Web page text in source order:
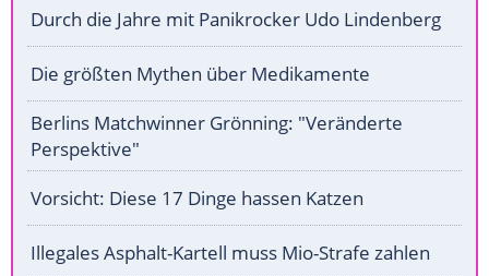
Durch die Jahre mit Panikrocker Udo Lindenberg
Die größten Mythen über Medikamente
Berlins Matchwinner Grönning: "Veränderte
Perspektive"
Vorsicht: Diese 17 Dinge hassen Katzen
Illegales Asphalt-Kartell muss Mio-Strafe zahlen